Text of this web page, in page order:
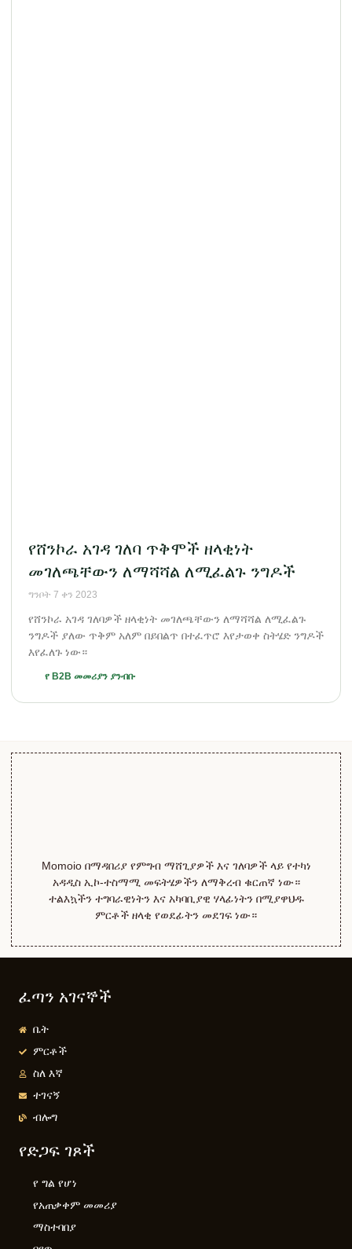
የሸንኮራ አገዳ ገለባ ጥቅሞች ዘላቂነት
መገለጫቸውን ለማሻሻል ለሚፈልጉ ንግዶች
ግንቦት 7 ቀን 2023
የሸንኮራ አገዳ ገለባዎች ዘላቂነት መገለጫቸውን ለማሻሻል ለሚፈልጉ
ንግዶች ያለው ጥቅም አለም በይበልጥ በተፈጥሮ እየታወቀ ስትሄድ ንግዶች
እየፈለጉ ነው።
የ B2B መመሪያን ያንብቡ
Momoio በማዳበሪያ የምግብ ማሸጊያዎች እና ገለባዎች ላይ የተካነ
አዳዲስ ኢኮ-ተስማሚ መፍትሄዎችን ለማቅረብ ቁርጠኛ ነው።
ተልእኳችን ተግባራዊነትን እና አካባቢያዊ ሃላፊነትን በሚያዋህዱ
ምርቶች ዘላቂ የወደፊትን መደገፍ ነው።
ፈጣን አገናኞች
ቤት
ምርቶች
ስለ እኛ
ተገናኝ
ብሎግ
የድጋፍ ገጾች
የ ግል የሆነ
የአጠቃቀም መመሪያ
ማስተባበያ